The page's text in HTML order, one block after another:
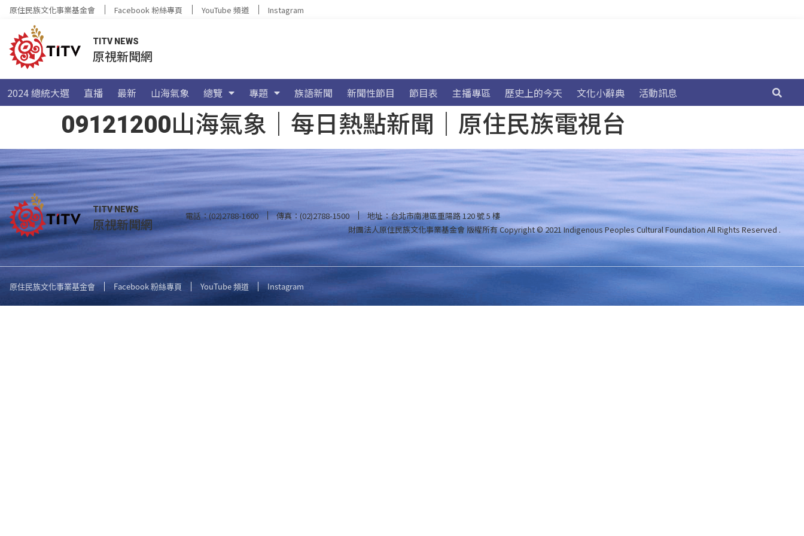
原住民族文化事業基金會 Facebook 粉絲專頁 YouTube 頻道 Instagram
TITV NEWS
原視新聞網
2024 總統大選 直播 最新 山海氣象 總覽 專題 族語新聞 新聞性節目 節目表 主播專區 歷史上的今天 文化小辭典 活動訊息
09121200山海氣象｜每日熱點新聞｜原住民族電視台
TITV NEWS
原視新聞網 電話：(02)2788-1600 傳真：(02)2788-1500
地址：台北市南港區重陽路 120 號 5 樓
財團法人原住民族文化事業基金會 版權所有Copyright © 2021 Indigenous Peoples Cultural Foundation All Rights Reserved .
原住民族文化事業基金會 Facebook 粉絲專頁 YouTube 頻道 Instagram